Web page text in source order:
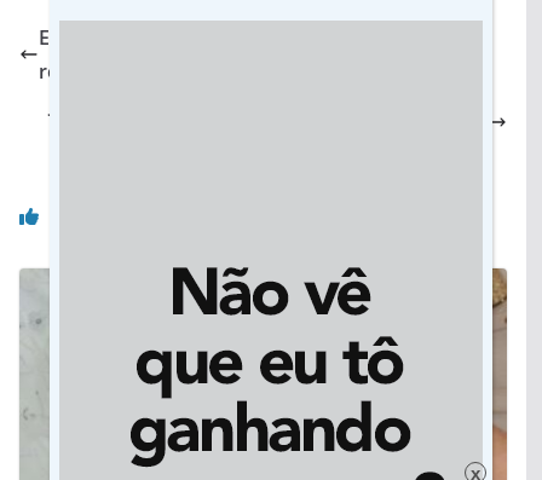
Escola do distrito de Vila Rica, em Vicentina, será
reformada e ampliada pelo governo estadual
x